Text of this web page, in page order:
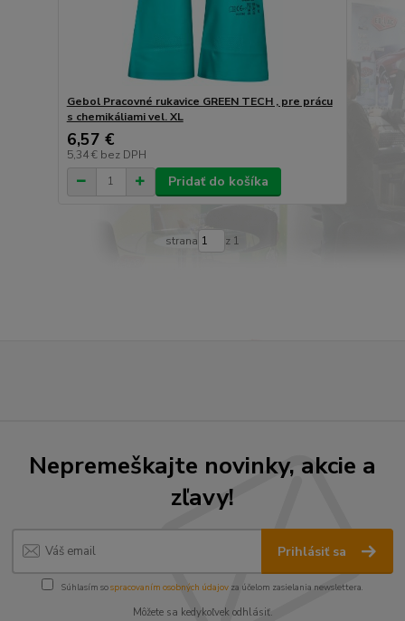
Gebol Pracovné rukavice GREEN TECH , pre prácu
s chemikáliami vel. XL
6,57 €
5,34 € bez DPH
Pridať do košíka
strana z 1
Nepremeškajte novinky, akcie a
zľavy!
Prihlásiť sa
Súhlasím sospracovaním osobných údajov za účelom zasielania newslettera.
Môžete sa kedykoľvek odhlásiť.